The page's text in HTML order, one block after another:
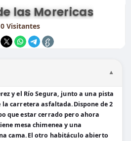
las Morericas
0Visitantes
▼
y el Río Segura, junto a una pista
la carretera asfaltada.Dispone de 2
que estar cerrado pero ahora
mesa chimenea y una
cama.El otro habitáculo abierto